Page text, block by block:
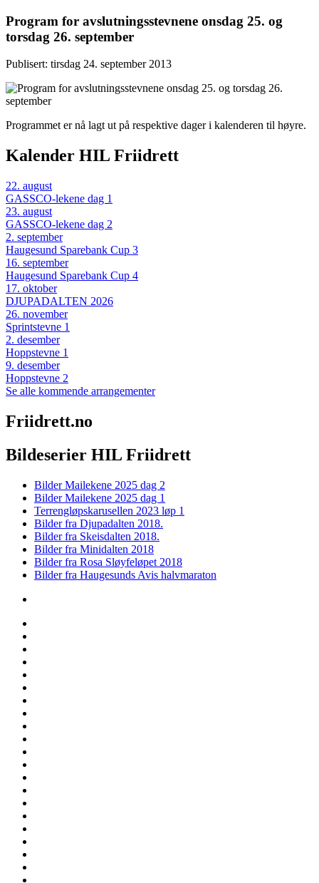
Program for avslutningsstevnene onsdag 25. og
torsdag 26. september
Publisert: tirsdag 24. september 2013
Programmet er nå lagt ut på respektive dager i kalenderen til høyre.
Kalender HIL Friidrett
22. august
GASSCO-lekene dag 1
23. august
GASSCO-lekene dag 2
2. september
Haugesund Sparebank Cup 3
16. september
Haugesund Sparebank Cup 4
17. oktober
DJUPADALTEN 2026
26. november
Sprintstevne 1
2. desember
Hoppstevne 1
9. desember
Hoppstevne 2
Se alle kommende arrangementer
Friidrett.no
Bildeserier HIL Friidrett
Bilder Mailekene 2025 dag 2
Bilder Mailekene 2025 dag 1
Terrengløpskarusellen 2023 løp 1
Bilder fra Djupadalten 2018.
Bilder fra Skeisdalten 2018.
Bilder fra Minidalten 2018
Bilder fra Rosa Sløyfeløpet 2018
Bilder fra Haugesunds Avis halvmaraton